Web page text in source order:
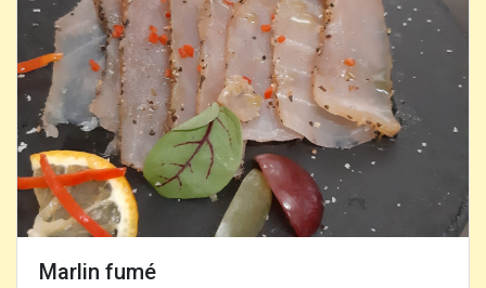
Marlin fumé